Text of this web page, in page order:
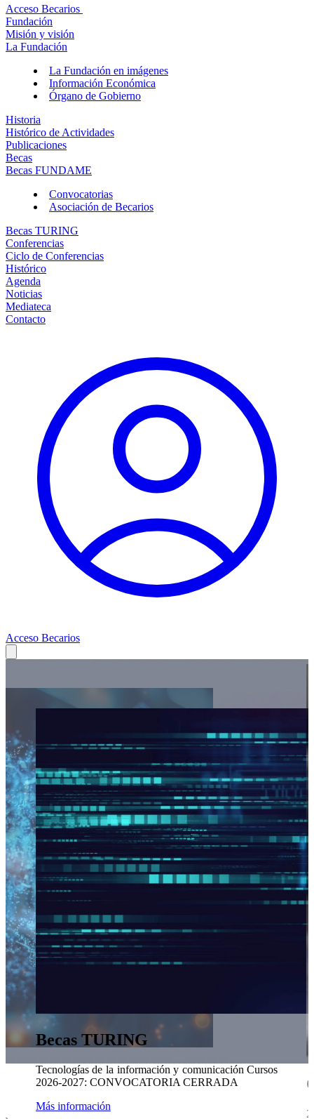
Acceso Becarios
Fundación
Misión y visión
La Fundación
La Fundación en imágenes
Información Económica
Órgano de Gobierno
Historia
Histórico de Actividades
Publicaciones
Becas
Becas FUNDAME
Convocatorias
Asociación de Becarios
Becas TURING
Conferencias
Ciclo de Conferencias
Histórico
Agenda
Noticias
Mediateca
Contacto
Acceso Becarios
Fundación
Martín
Escudero
Becas TURING
Tecnologías de la información y comunicación Cursos
2026-2027: CONVOCATORIA CERRADA
Más información